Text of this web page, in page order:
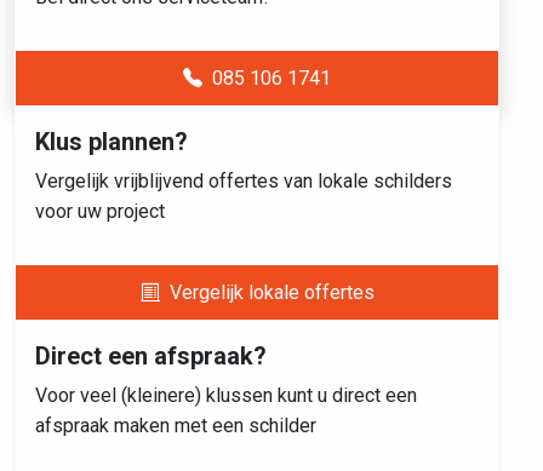
085 106 1741
Klus plannen?
Vergelijk vrijblijvend offertes van lokale schilders
voor uw project
Vergelijk lokale offertes
Direct een afspraak?
Voor veel (kleinere) klussen kunt u direct een
afspraak maken met een schilder